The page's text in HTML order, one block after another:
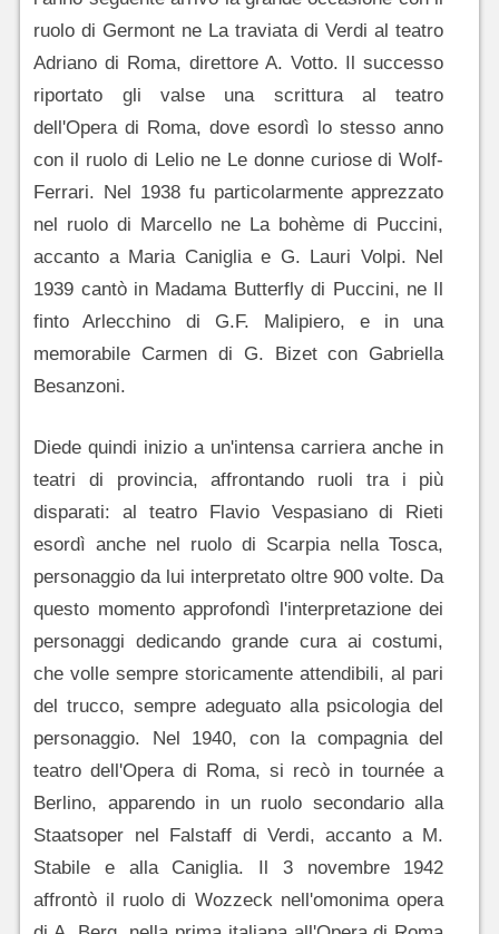
ruolo di Germont ne La traviata di Verdi al teatro
Adriano di Roma, direttore A. Votto. Il successo
riportato gli valse una scrittura al teatro
dell'Opera di Roma, dove esordì lo stesso anno
con il ruolo di Lelio ne Le donne curiose di Wolf-
Ferrari. Nel 1938 fu particolarmente apprezzato
nel ruolo di Marcello ne La bohème di Puccini,
accanto a Maria Caniglia e G. Lauri Volpi. Nel
1939 cantò in Madama Butterfly di Puccini, ne Il
finto Arlecchino di G.F. Malipiero, e in una
memorabile Carmen di G. Bizet con Gabriella
Besanzoni.
Diede quindi inizio a un'intensa carriera anche in
teatri di provincia, affrontando ruoli tra i più
disparati: al teatro Flavio Vespasiano di Rieti
esordì anche nel ruolo di Scarpia nella Tosca,
personaggio da lui interpretato oltre 900 volte. Da
questo momento approfondì l'interpretazione dei
personaggi dedicando grande cura ai costumi,
che volle sempre storicamente attendibili, al pari
del trucco, sempre adeguato alla psicologia del
personaggio. Nel 1940, con la compagnia del
teatro dell'Opera di Roma, si recò in tournée a
Berlino, apparendo in un ruolo secondario alla
Staatsoper nel Falstaff di Verdi, accanto a M.
Stabile e alla Caniglia. Il 3 novembre 1942
affrontò il ruolo di Wozzeck nell'omonima opera